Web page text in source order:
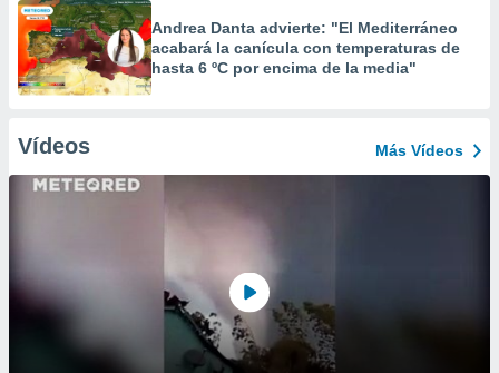
Andrea Danta advierte: "El Mediterráneo
acabará la canícula con temperaturas de
hasta 6 ºC por encima de la media"
Vídeos Más Vídeos